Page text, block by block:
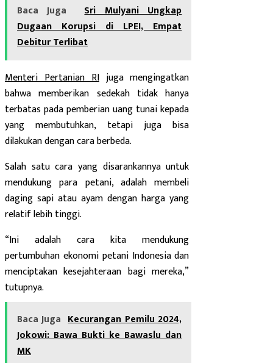
Baca Juga
Sri Mulyani Ungkap
Dugaan Korupsi di LPEI, Empat
Debitur Terlibat
Menteri Pertanian RIjuga mengingatkan
bahwa memberikan sedekah tidak hanya
terbatas pada pemberian uang tunai kepada
yang membutuhkan, tetapi juga bisa
dilakukan dengan cara berbeda.
Salah satu cara yang disarankannya untuk
mendukung para petani, adalah membeli
daging sapi atau ayam dengan harga yang
relatif lebih tinggi.
“Ini adalah cara kita mendukung
pertumbuhan ekonomi petani Indonesia dan
menciptakan kesejahteraan bagi mereka,”
tutupnya.
Baca Juga Kecurangan Pemilu 2024,
Jokowi: Bawa Bukti ke Bawaslu dan
MK